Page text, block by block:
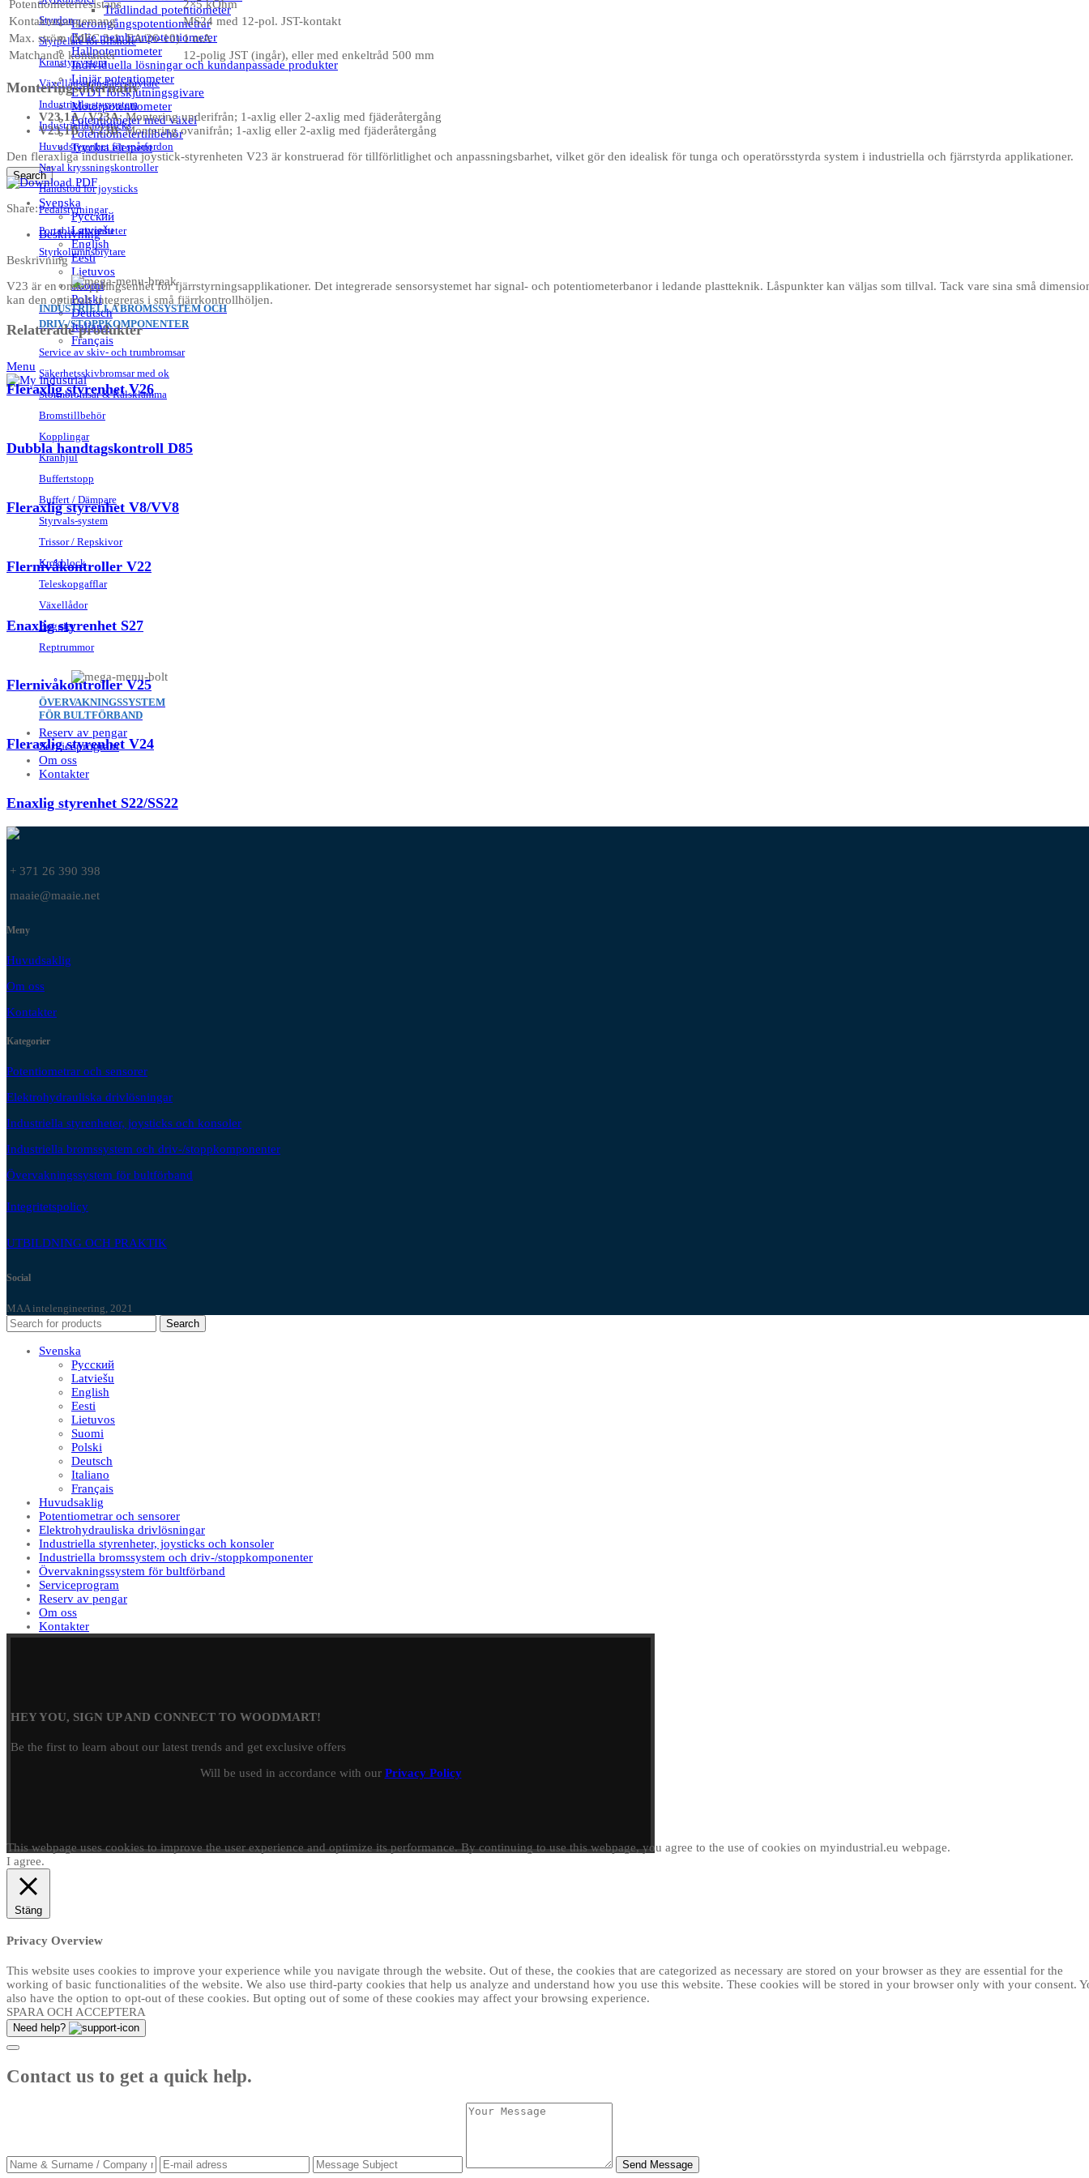
Trådlindad potentiometer
Fleromgångspotentiometrar
Folie membranpotentiometer
Hallpotentiometer
Individuella lösningar och kundanpassade produkter
Linjär potentiometer
LVDT förskjutningsgivare
Motorpotentiometer
Potentiometer med växel
Potentiometertillbehör
Tryckta element
Search
Svenska
Русский
Latviešu
English
Eesti
Lietuvos
Suomi
Polski
Deutsch
Italiano
Français
Menu
Styrdon
Styrpelare för offshore
Kranstyrsystem
Växellådsgränslägesbrytare
Industriella styrsystem
Industriella joysticks
Huvudstyrenhet för spårfordon
Naval kryssningskontroller
Handstöd för joysticks
Pedalstyrningar
Portabla styrenheter
Styrkolumnsbrytare
INDUSTRIELLA BROMSSYSTEM OCH
DRIV-/STOPPKOMPONENTER
Service av skiv- och trumbromsar
Säkerhetsskivbromsar med ok
Stormbromsar & Rälsklämma
Bromstillbehör
Kopplingar
Kranhjul
Buffertstopp
Buffert / Dämpare
Styrvals-system
Trissor / Repskivor
Krokblock
Teleskopgafflar
Växellådor
Boggier
Reptrummor
ÖVERVAKNINGSSYSTEM
FÖR BULTFÖRBAND
Reserv av pengar
Serviceprogram
Om oss
Kontakter
Potentiometerresistans
2×5 kOhm
Kontaktarrangemang
MS24 med 12-pol. JST-kontakt
Max. ström (MEC 3-1, EA/26-10) 1 mA
Matchande kontakter
12-polig JST (ingår), eller med enkeltråd 500 mm
Monteringsalternativ
V23.1A / V23A: Montering underifrån; 1-axlig eller 2-axlig med fjäderåtergång
V23.1B / V23B: Montering ovanifrån; 1-axlig eller 2-axlig med fjäderåtergång
Den fleraxliga industriella joystick-styrenheten V23 är konstruerad för tillförlitlighet och anpassningsbarhet, vilket gör den idealisk för tunga och operatörsstyrda system i industriella och fjärrstyrda applikationer.
Share:
Beskrivning
Beskrivning
V23 är en omkopplingsenhet för fjärrstyrningsapplikationer. Det integrerade sensorsystemet har signal- och potentiometerbanor i ledande plastteknik. Låspunkter kan väljas som tillval. Tack vare sina små
kan den optimalt integreras i små fjärrkontrollhöljen.
Relaterade produkter
Fleraxlig styrenhet V26
Dubbla handtagskontroll D85
Fleraxlig styrenhet V8/VV8
Flernivåkontroller V22
Enaxlig styrenhet S27
Flernivåkontroller V25
Fleraxlig styrenhet V24
Enaxlig styrenhet S22/SS22
+ 371 26 390 398
maaie@maaie.net
Meny
Huvudsaklig
Om oss
Kontakter
Kategorier
Potentiometrar och sensorer
Elektrohydrauliska drivlösningar
Industriella styrenheter, joysticks och konsoler
Industriella bromssystem och driv-/stoppkomponenter
Övervakningssystem för bultförband
Integritetspolicy
UTBILDNING OCH PRAKTIK
Social
MAA intelengineering, 2021
Search
Svenska
Русский
Latviešu
English
Eesti
Lietuvos
Suomi
Polski
Deutsch
Italiano
Français
Huvudsaklig
Potentiometrar och sensorer
Elektrohydrauliska drivlösningar
Industriella styrenheter, joysticks och konsoler
Industriella bromssystem och driv-/stoppkomponenter
Övervakningssystem för bultförband
Serviceprogram
Reserv av pengar
Om oss
Kontakter
HEY YOU, SIGN UP AND CONNECT TO WOODMART!
Be the first to learn about our latest trends and get exclusive offers
Will be used in accordance with our Privacy Policy
This webpage uses cookies to improve the user experience and optimize its performance. By continuing to use this webpage, you agree to the use of cookies on myindustrial.eu webpage.
I agree.
Stäng
Privacy Overview
This website uses cookies to improve your experience while you navigate through the website. Out of these, the cookies that are categorized as necessary are stored on your browser as they are essential for the
working of basic functionalities of the website. We also use third-party cookies that help us analyze and understand how you use this website. These cookies will be stored in your browser only with your consent.
also have the option to opt-out of these cookies. But opting out of some of these cookies may affect your browsing experience.
SPARA OCH ACCEPTERA
Need help?
Contact us to get a quick help.
Send Message